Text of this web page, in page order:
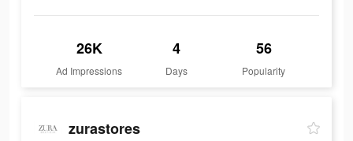
26K
Ad Impressions
4
Days
56
Popularity
zurastores